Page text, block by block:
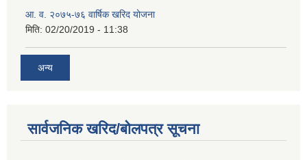
आ. व. २०७५-७६ वार्षिक खरिद योजना
मिति: 02/20/2019 - 11:38
अन्य
सार्वजनिक खरिद/बोलपत्र सूचना